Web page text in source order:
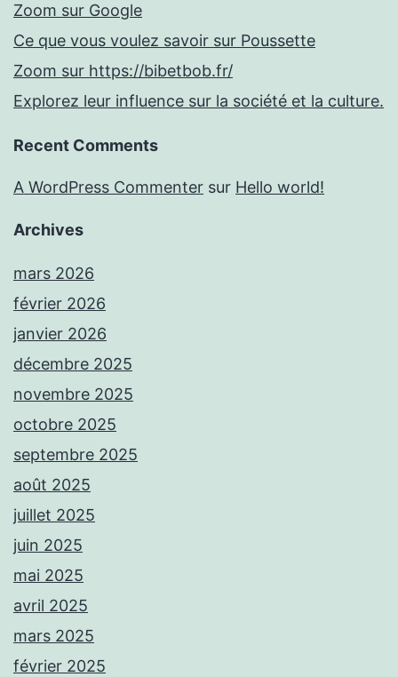
Zoom sur Google
Ce que vous voulez savoir sur Poussette
Zoom sur https://bibetbob.fr/
Explorez leur influence sur la société et la culture.
Recent Comments
A WordPress Commenter sur Hello world!
Archives
mars 2026
février 2026
janvier 2026
décembre 2025
novembre 2025
octobre 2025
septembre 2025
août 2025
juillet 2025
juin 2025
mai 2025
avril 2025
mars 2025
février 2025